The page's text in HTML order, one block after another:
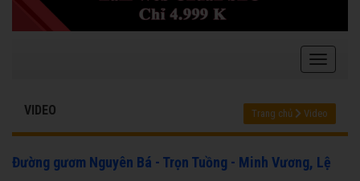
VIDEO Trang chủ Video
Đường gươm Nguyên Bá - Trọn Tuồng - Minh Vương, Lệ